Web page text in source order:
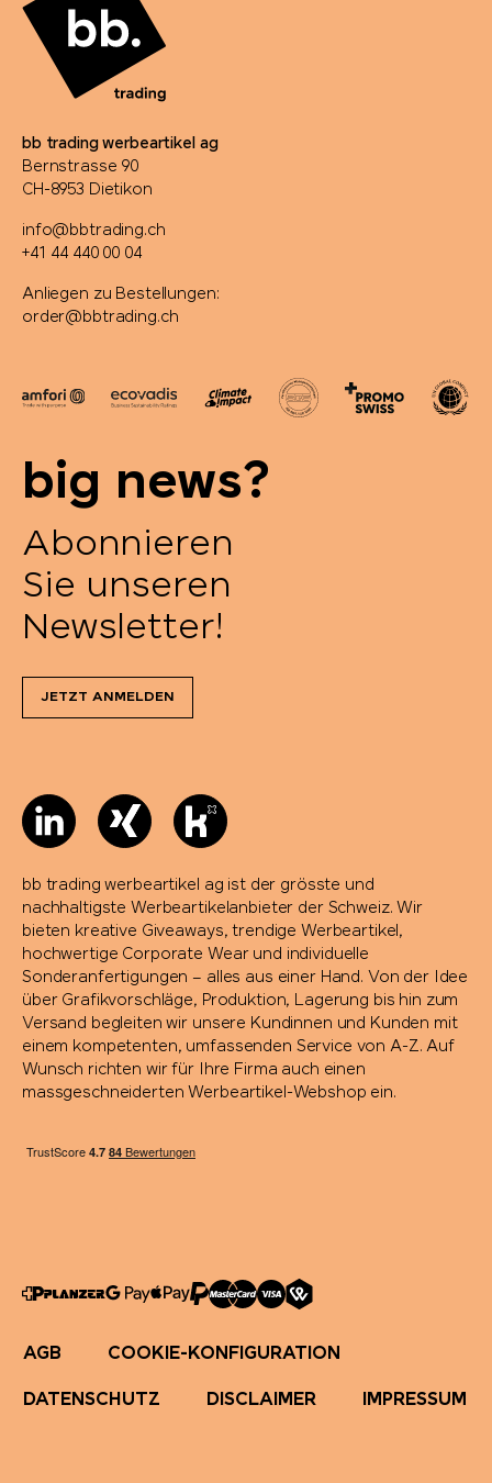
bb trading werbeartikel ag
Bernstrasse 90
CH-8953 Dietikon
info@bbtrading.ch
+41 44 440 00 04
Anliegen zu Bestellungen:
order@bbtrading.ch
big news?
Abonnieren
Sie unseren
Newsletter!
JETZT ANMELDEN
bb trading werbeartikel ag ist der grösste und
nachhaltigste Werbeartikelanbieter der Schweiz. Wir
bieten kreative Giveaways, trendige Werbeartikel,
hochwertige Corporate Wear und individuelle
Sonderanfertigungen – alles aus einer Hand. Von der Idee
über Grafikvorschläge, Produktion, Lagerung bis hin zum
Versand begleiten wir unsere Kundinnen und Kunden mit
einem kompetenten, umfassenden Service von A-Z. Auf
Wunsch richten wir für Ihre Firma auch einen
massgeschneiderten Werbeartikel-Webshop ein.
AGB COOKIE-KONFIGURATION
DATENSCHUTZ DISCLAIMER IMPRESSUM